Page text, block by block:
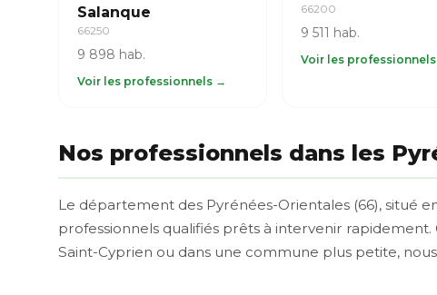
Salanque
66250
9 898 hab.
Voir les professionnels →
66200
9 511 hab.
Voir les
Nos professionnels dans les
Le département des Pyrénées-Orientales (66), situé
professionnels qualifiés prêts à intervenir rapidement.
Saint-Cyprien ou dans une commune plus petite,